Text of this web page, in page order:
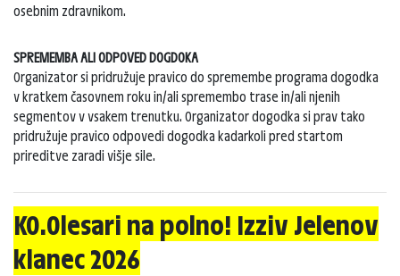
osebnim zdravnikom.
SPREMEMBA ALI ODPOVED DOGDOKA
Organizator si pridružuje pravico do spremembe programa dogodka
v kratkem časovnem roku in/ali spremembo trase in/ali njenih
segmentov v vsakem trenutku. Organizator dogodka si prav tako
pridružuje pravico odpovedi dogodka kadarkoli pred startom
prireditve zaradi višje sile.
K0.0lesari na polno! Izziv Jelenov
klanec 2026